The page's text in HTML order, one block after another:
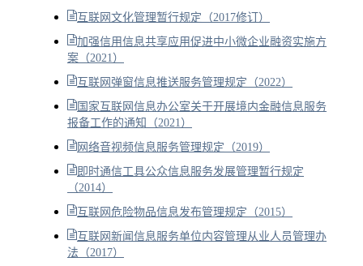
互联网文化管理暂行规定（2017修订）
加强信用信息共享应用促进中小微企业融资实施方
案（2021）
互联网弹窗信息推送服务管理规定（2022）
国家互联网信息办公室关于开展境内金融信息服务
报备工作的通知（2021）
网络音视频信息服务管理规定（2019）
即时通信工具公众信息服务发展管理暂行规定
（2014）
互联网危险物品信息发布管理规定（2015）
互联网新闻信息服务单位内容管理从业人员管理办
法（2017）